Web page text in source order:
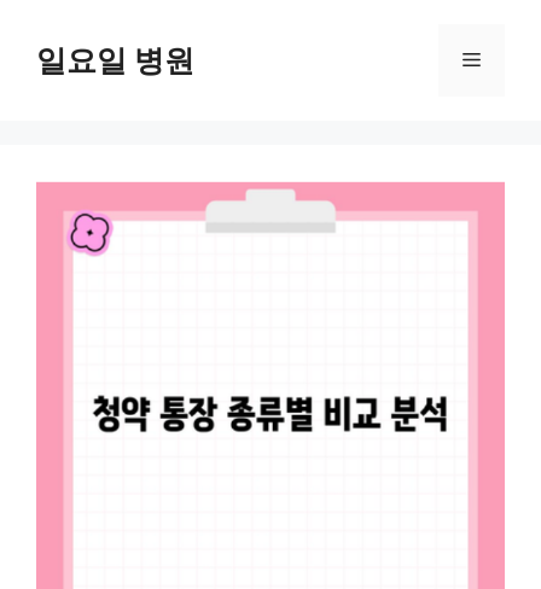
일요일 병원 메